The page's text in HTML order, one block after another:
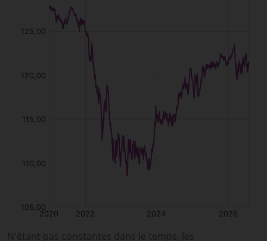
N'étant pas constantes dans le temps, les